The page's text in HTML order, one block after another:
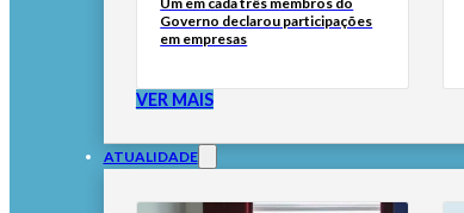
Governo declarou participações
em empresas
VER MAIS
ATUALIDADE